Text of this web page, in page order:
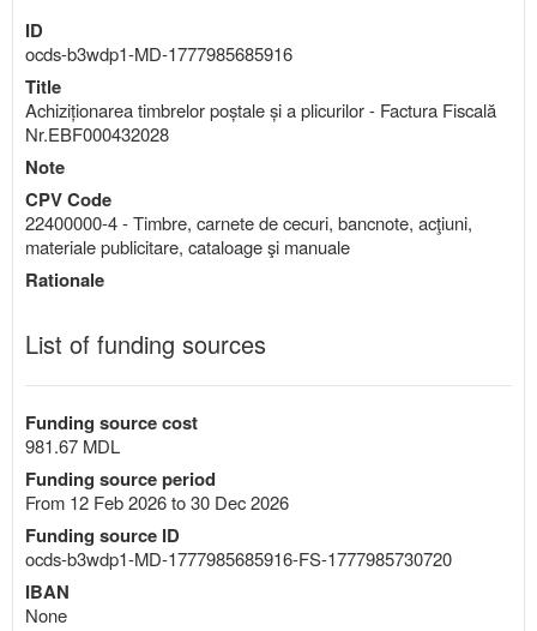
ID
ocds-b3wdp1-MD-1777985685916
Title
Achiziționarea timbrelor poștale și a plicurilor - Factura Fiscală
Nr.EBF000432028
Note
CPV Code
22400000-4 - Timbre, carnete de cecuri, bancnote, acţiuni,
materiale publicitare, cataloage şi manuale
Rationale
List of funding sources
Funding source cost
981.67 MDL
Funding source period
From 12 Feb 2026 to 30 Dec 2026
Funding source ID
ocds-b3wdp1-MD-1777985685916-FS-1777985730720
IBAN
None